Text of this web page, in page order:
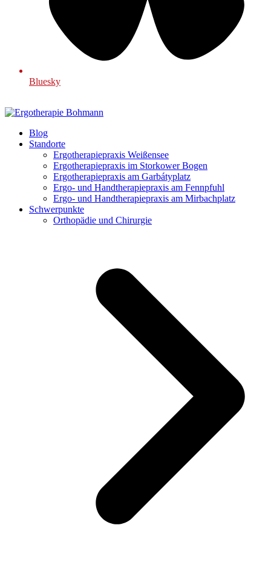
Bluesky
Blog
Standorte
Ergotherapiepraxis Weißensee
Ergotherapiepraxis im Storkower Bogen
Ergotherapiepraxis am Garbátyplatz
Ergo- und Handtherapiepraxis am Fennpfuhl
Ergo- und Handtherapiepraxis am Mirbachplatz
Schwerpunkte
Orthopädie und Chirurgie